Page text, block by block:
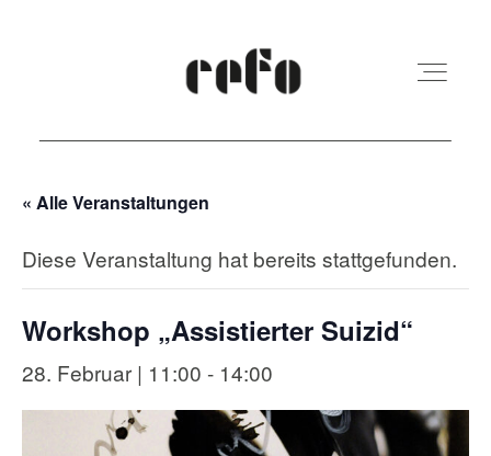
REFO Moabit
Terminkalender
Vermietung
« Alle Veranstaltungen
Diese Veranstaltung hat bereits stattgefunden.
Workshop „Assistierter Suizid“
28. Februar | 11:00 - 14:00